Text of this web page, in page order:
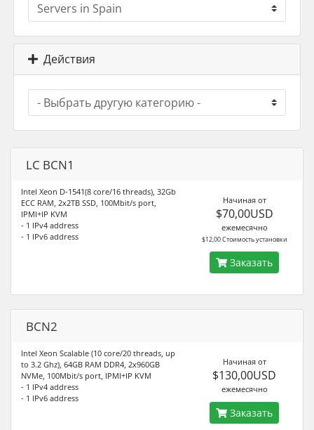
Действия
LC BCN1
Intel Xeon D-1541(8 core/16 threads), 32Gb
ECC RAM, 2x2TB SSD, 100Mbit/s port,
IPMI+IP KVM
- 1 IPv4 address
- 1 IPv6 address
Начиная от
$70,00USD
ежемесячно
$12,00 Стоимость установки
Заказать
BCN2
Intel Xeon Scalable (10 core/20 threads, up
to 3.2 Ghz), 64GB RAM DDR4, 2x960GB
NVMe, 100Mbit/s port, IPMI+IP KVM
- 1 IPv4 address
- 1 IPv6 address
Начиная от
$130,00USD
ежемесячно
Заказать